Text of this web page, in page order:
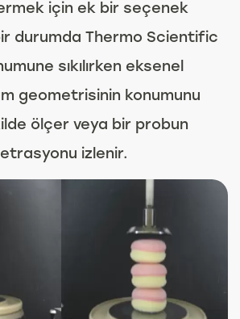
için ek bir seçenek
durumda Thermo Scientific
sıkılırken eksenel
geometrisinin konumunu
ölçer veya bir probun
izlenir.